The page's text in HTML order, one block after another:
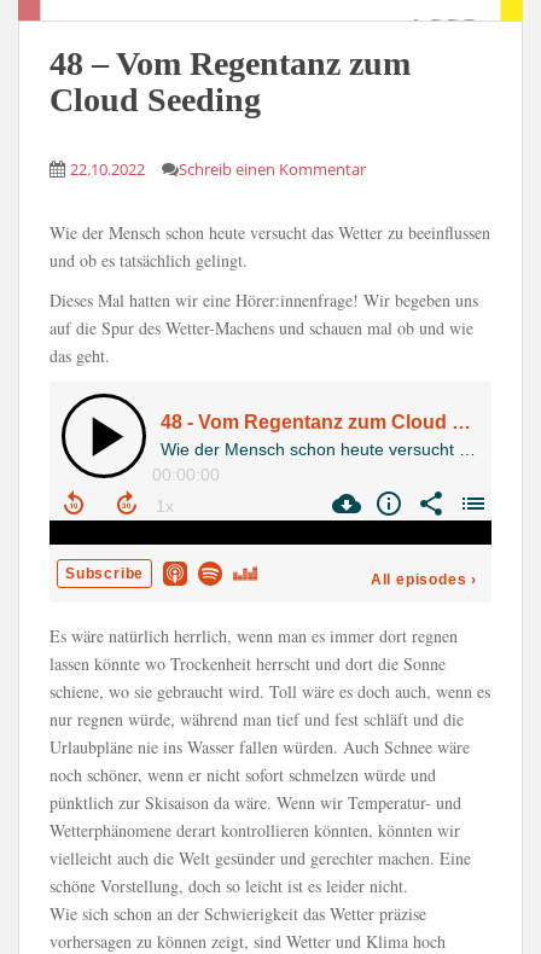
48 – Vom Regentanz zum
Cloud Seeding
22.10.2022 Schreib einen Kommentar
Wie der Mensch schon heute versucht das Wetter zu beeinflussen
und ob es tatsächlich gelingt.
Dieses Mal hatten wir eine Hörer:innenfrage! Wir begeben uns
auf die Spur des Wetter-Machens und schauen mal ob und wie
das geht.
Es wäre natürlich herrlich, wenn man es immer dort regnen
lassen könnte wo Trockenheit herrscht und dort die Sonne
schiene, wo sie gebraucht wird. Toll wäre es doch auch, wenn es
nur regnen würde, während man tief und fest schläft und die
Urlaubpläne nie ins Wasser fallen würden. Auch Schnee wäre
noch schöner, wenn er nicht sofort schmelzen würde und
pünktlich zur Skisaison da wäre. Wenn wir Temperatur- und
Wetterphänomene derart kontrollieren könnten, könnten wir
vielleicht auch die Welt gesünder und gerechter machen. Eine
schöne Vorstellung, doch so leicht ist es leider nicht.
Wie sich schon an der Schwierigkeit das Wetter präzise
vorhersagen zu können zeigt, sind Wetter und Klima hoch